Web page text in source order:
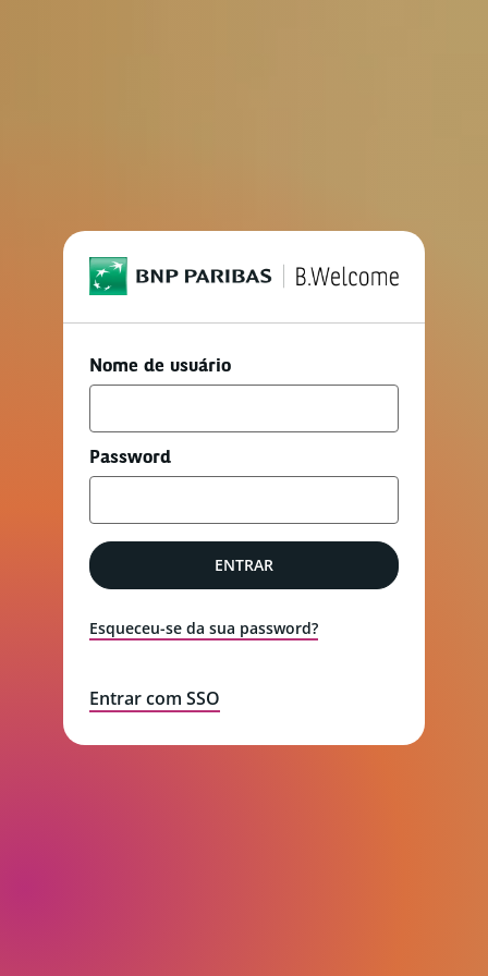
Último login
Nome de usuário
Password
ENTRAR
Esqueceu-se da sua password?
Entrar com SSO